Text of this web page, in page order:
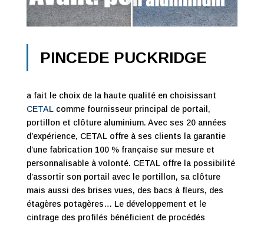
PINCEDE PUCKRIDGE
a fait le choix de la haute qualité en choisissant
CETAL comme fournisseur principal de portail,
portillon et clôture aluminium. Avec ses 20 années
d’expérience, CETAL offre à ses clients la garantie
d’une fabrication 100 % française sur mesure et
personnalisable à volonté. CETAL offre la possibilité
d’assortir son portail avec le portillon, sa clôture
mais aussi des brises vues, des bacs à fleurs, des
étagères potagères… Le développement et le
cintrage des profilés bénéficient de procédés